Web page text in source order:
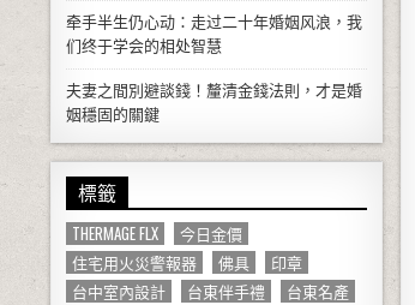
牵手半生仍心动：走过二十年婚姻风浪，我
们终于学会的相处智慧
夫妻之間別避談錢！釐清金錢法則，才是婚
姻穩固的關鍵
標籤
THERMAGE FLX
今日金價
住宅用火災警報器
佛具
印章
台中室內設計
台東伴手禮
台東名產